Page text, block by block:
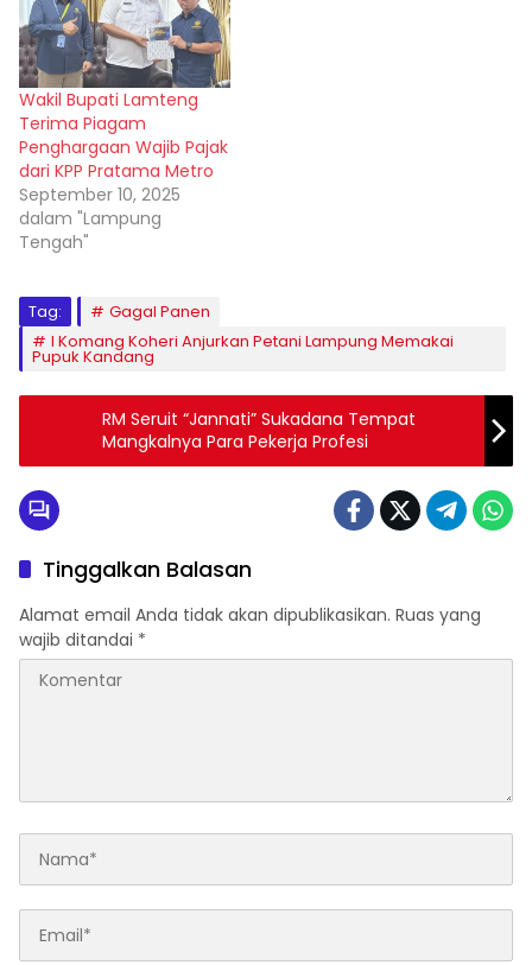
Wakil Bupati Lamteng
Terima Piagam
Penghargaan Wajib Pajak
dari KPP Pratama Metro
September 10, 2025
dalam "Lampung
Tengah"
Tag:
Gagal Panen
I Komang Koheri Anjurkan Petani Lampung Memakai
Pupuk Kandang
RM Seruit “Jannati” Sukadana Tempat
Mangkalnya Para Pekerja Profesi
Tinggalkan Balasan
Alamat email Anda tidak akan dipublikasikan. Ruas yang
wajib ditandai *